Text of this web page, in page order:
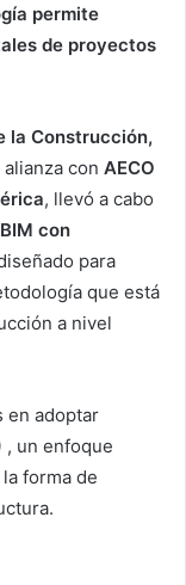
permite
de proyectos
la Construcción,
alianza con AECO
, llevó a cabo
con
para
que está
a nivel
en adoptar
, un enfoque
forma de